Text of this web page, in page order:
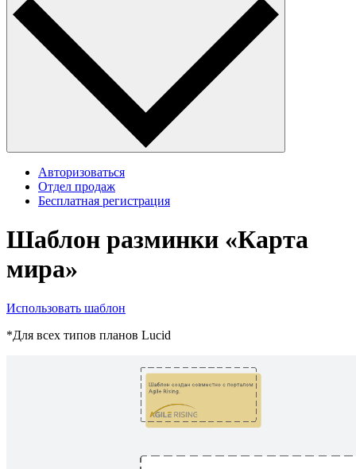
Авторизоваться
Отдел продаж
Бесплатная регистрация
Шаблон разминки «Карта
мира»
Использовать шаблон
*Для всех типов планов Lucid